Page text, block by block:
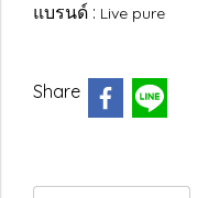
แบรนด์ : Live pure
Share